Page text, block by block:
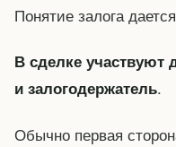
Понятие залога
В сделке участвуют
и залогодержатель.
Обычно первая